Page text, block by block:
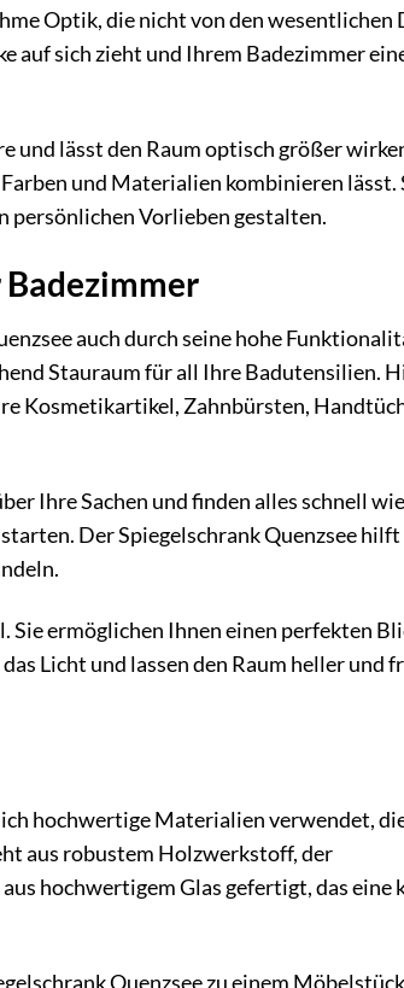
Optik, die nicht von den wesentlichen
auf sich zieht und Ihrem Badezimmer
und lässt den Raum optisch größer
und Materialien kombinieren lässt.
persönlichen Vorlieben gestalten.
auch durch seine hohe
Stauraum für all Ihre Badutensilien.
Kosmetikartikel, Zahnbürsten,
Ihre Sachen und finden alles schnell
Der Spiegelschrank Quenzsee
ermöglichen Ihnen einen perfekten
Licht und lassen den Raum heller und
hochwertige Materialien verwendet,
aus robustem Holzwerkstoff, der
hochwertigem Glas gefertigt, das eine
Quenzsee zu einem